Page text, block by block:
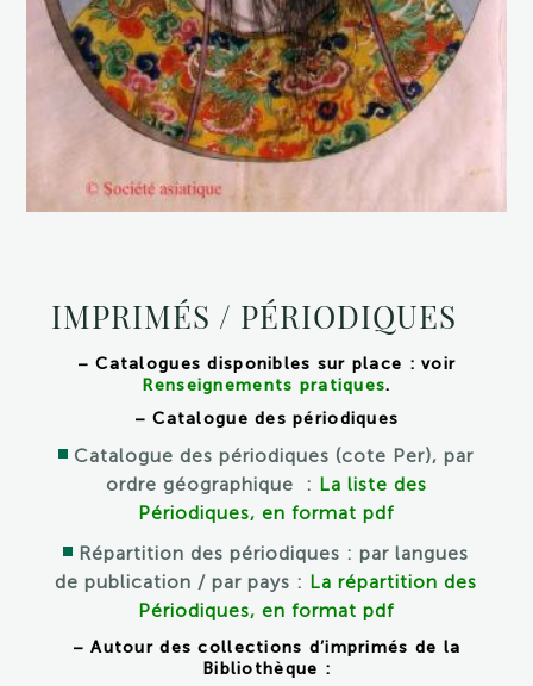
IMPRIMÉS / PÉRIODIQUES
– Catalogues disponibles sur place : voir
Renseignements pratiques.
– Catalogue des périodiques
Catalogue des périodiques (cote Per), par
ordre géographique : La liste des
Périodiques, en format pdf
Répartition des périodiques : par langues
de publication / par pays : La répartition des
Périodiques, en format pdf
– Autour des collections d’imprimés de la
Bibliothèque :